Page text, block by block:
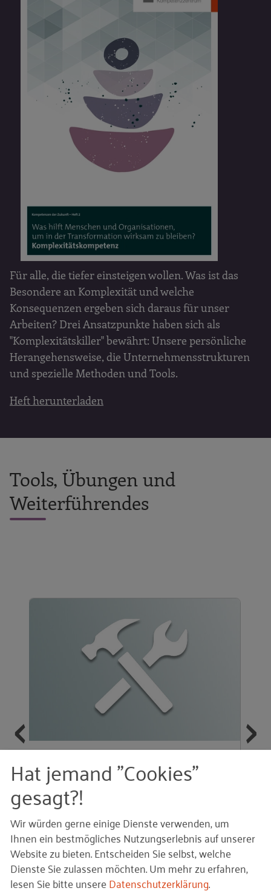
Für alle, die tiefer einsteigen wollen. Was ist das
Besondere an Komplexität und welche
Konsequenzen ergeben sich daraus für unser
Arbeiten? Drei Ansatzpunkte haben sich als
"Komplexitätskiller" bewährt: Unsere persönliche
Herangehensweise, die Unternehmensstrukturen
und spezielle Methoden und Tools.
Heft herunterladen
Tools, Übungen und
Weiterführendes
‹ ›
Intuitionstraining
HERUNTERLADEN
Hat jemand "Cookies"
gesagt?!
Wir würden gerne einige Dienste verwenden, um
Ihnen ein bestmögliches Nutzungserlebnis auf unserer
Website zu bieten. Entscheiden Sie selbst, welche
Dienste Sie zulassen möchten.Um mehr zu erfahren,
lesen Sie bitte unsereDatenschutzerklärung.